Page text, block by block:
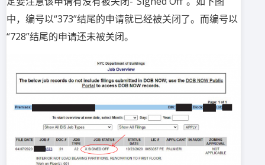
中，编号以“373”结尾的申请就已经被关闭了。而编号以
“728”结尾的申请还未被关闭。